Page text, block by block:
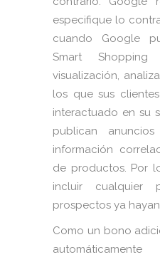
especifique lo
cuando Google
Smart
visualización,
los que sus
interactuado en su
publican
información
de productos. Por
incluir cualquier
prospectos ya
Como un bono